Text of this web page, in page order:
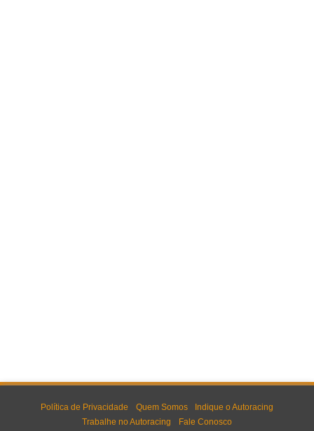
Política de Privacidade Quem Somos
Indique o Autoracing
Trabalhe no Autoracing
Fale Conosco